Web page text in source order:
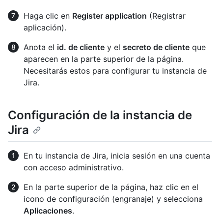
Haga clic en Register application (Registrar
aplicación).
Anota el id. de cliente y el secreto de cliente que
aparecen en la parte superior de la página.
Necesitarás estos para configurar tu instancia de
Jira.
Configuración de la instancia de
Jira
En tu instancia de Jira, inicia sesión en una cuenta
con acceso administrativo.
En la parte superior de la página, haz clic en el
icono de configuración (engranaje) y selecciona
Aplicaciones.